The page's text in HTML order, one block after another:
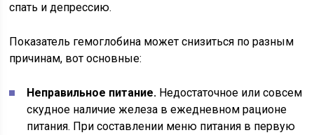
спать и депрессию.
Показатель гемоглобина может снизиться по разным
причинам, вот основные:
Неправильное питание. Недостаточное или совсем
скудное наличие железа в ежедневном рационе
питания. При составлении меню питания в первую